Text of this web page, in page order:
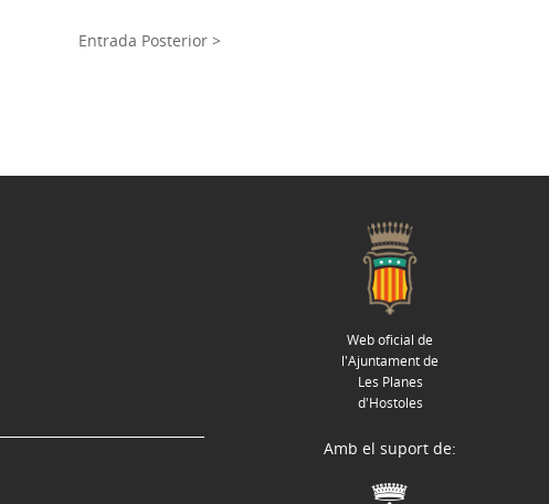
Entrada Posterior >
Web oficial de
l'Ajuntament de
Les Planes
d'Hostoles
Amb el suport de: